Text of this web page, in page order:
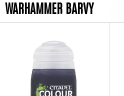
WARHAMMER BARVY